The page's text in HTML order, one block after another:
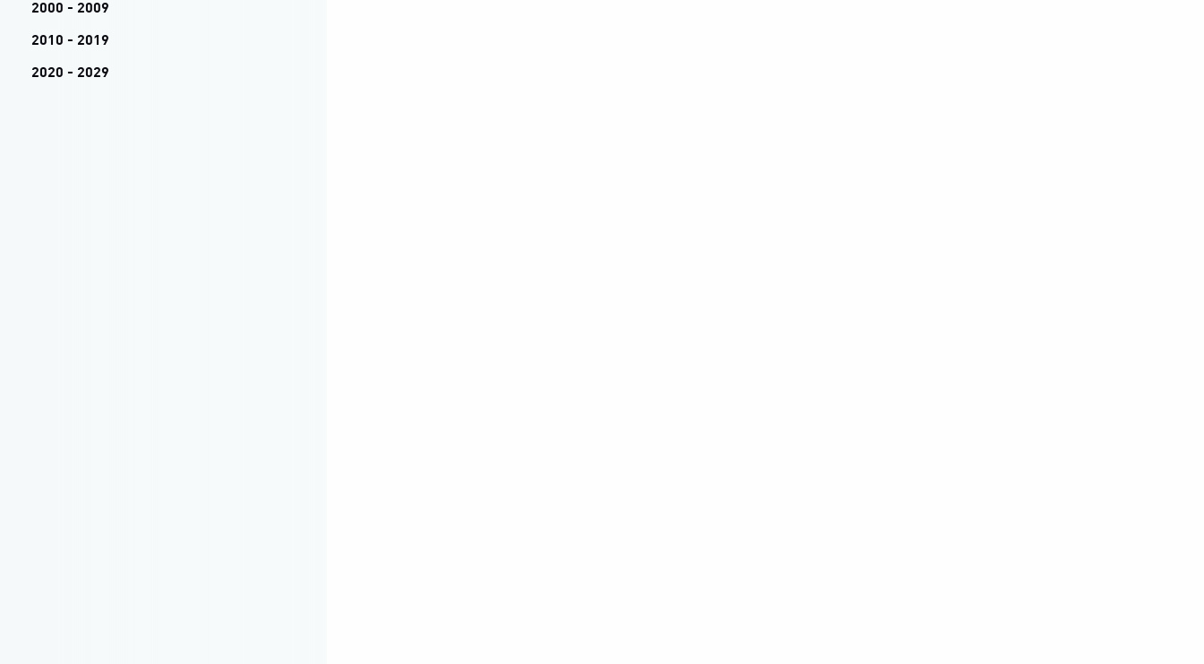
2000 - 2009
2010 - 2019
2020 - 2029